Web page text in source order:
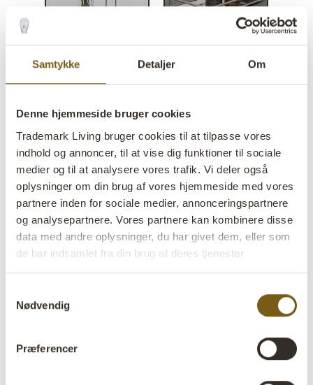
Samtykke Detaljer Om
Denne hjemmeside bruger cookies
Trademark Living bruger cookies til at tilpasse vores
indhold og annoncer, til at vise dig funktioner til sociale
medier og til at analysere vores trafik. Vi deler også
oplysninger om din brug af vores hjemmeside med vores
partnere inden for sociale medier, annonceringspartnere
og analysepartnere. Vores partnere kan kombinere disse
data med andre oplysninger, du har givet dem, eller som
de har indsamlet fra din brug af deres tjenester
Nødvendig
Præferencer
London spejlfad shiny - M
Varenr:
Colli: 1 Stk
Farve: Shiny
Størrelse: H:9 cm xW:56 cmxD:36 cm
Mere info +
Dette spejlfad i shiny jern har et stilrent og råt udtryk